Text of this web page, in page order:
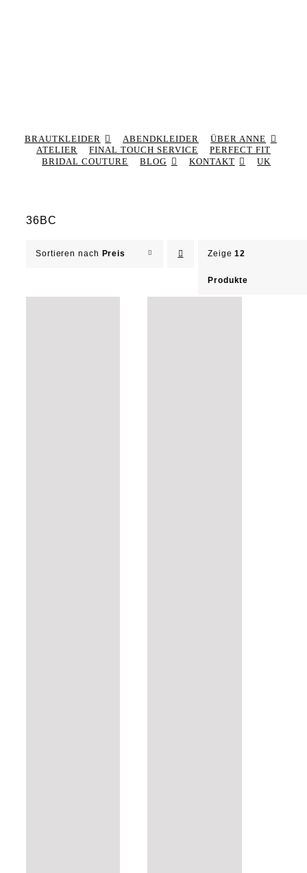
BRAUTKLEIDER ABENDKLEIDER
ÜBER ANNE
ATELIER
FINAL TOUCH SERVICE
PERFECT FIT
BRIDAL COUTURE
BLOG KONTAKT UK
36BC
Sortieren nach Preis Zeige12
Produkte